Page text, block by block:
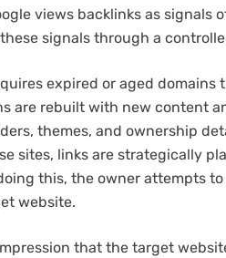
views backlinks as
signals through a
expired or aged
are rebuilt with new content
themes, and ownership
sites, links are strategically
this, the owner attempts to
website.
that the target